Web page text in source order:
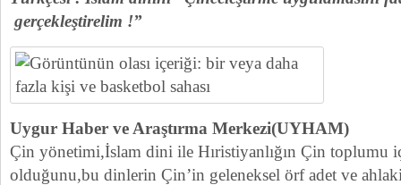
gerçekleştirelim !”
Uygur Haber ve Araştırma Merkezi(UYHAM)
Çin yönetimi,İslam dini ile Hıristiyanlığın Çin toplumu
olduğunu,bu dinlerin Çin’in geleneksel örf adet ve